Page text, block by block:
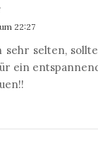
22:27
sehr selten,
ein